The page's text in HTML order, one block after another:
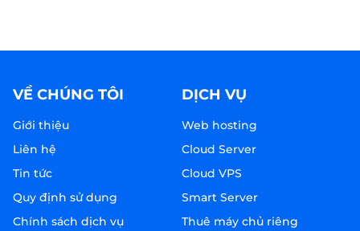
VỀ CHÚNG TÔI
Giới thiệu
Liên hệ
Tin tức
Quy định sử dụng
Chính sách dịch vụ
DỊCH VỤ
Web hosting
Cloud Server
Cloud VPS
Smart Server
Thuê máy chủ riêng